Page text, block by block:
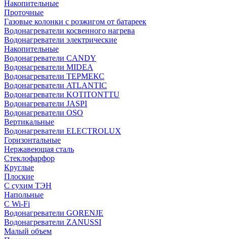
Накопительные
Проточные
Газовые колонки с розжигом от батареек
Водонагреватели косвенного нагрева
Водонагреватели электрические
Накопительные
Водонагреватели CANDY
Водонагреватели MIDEA
Водонагреватели ТЕРМЕКС
Водонагреватели ATLANTIC
Водонагреватели KOTITONTTU
Водонагреватели JASPI
Водонагреватели OSO
Вертикальные
Водонагреватели ELECTROLUX
Горизонтальные
Нержавеющая сталь
Стеклофарфор
Круглые
Плоские
С сухим ТЭН
Напольные
С Wi-Fi
Водонагреватели GORENJE
Водонагреватели ZANUSSI
Малый объем